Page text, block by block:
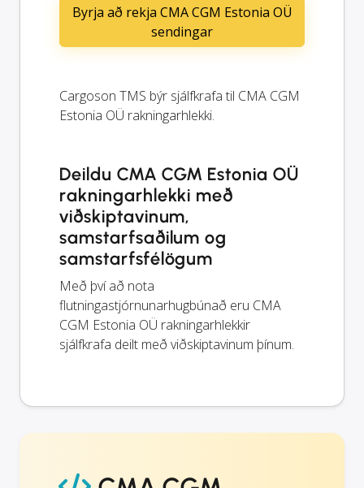
Byrja að rekja CMA CGM Estonia OÜ
sendingar
Cargoson TMS býr sjálfkrafa til CMA CGM
Estonia OÜ rakningarhlekki.
Deildu CMA CGM Estonia OÜ
rakningarhlekki með
viðskiptavinum,
samstarfsaðilum og
samstarfsfélögum
Með því að nota
flutningastjórnunarhugbúnað eru CMA
CGM Estonia OÜ rakningarhlekkir
sjálfkrafa deilt með viðskiptavinum þínum.